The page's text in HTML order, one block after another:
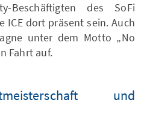
Beschäftigten des SoFi
ICE dort präsent sein. Auch
unter dem Motto „No
Fahrt auf.
und